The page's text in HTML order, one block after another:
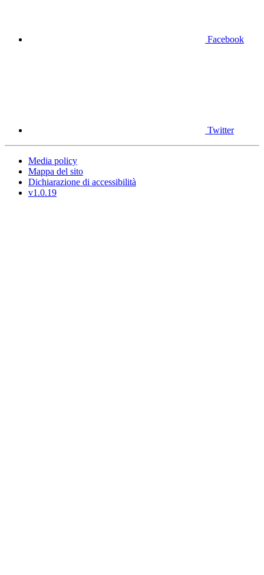
Facebook
Twitter
Media policy
Mappa del sito
Dichiarazione di accessibilità
v1.0.19